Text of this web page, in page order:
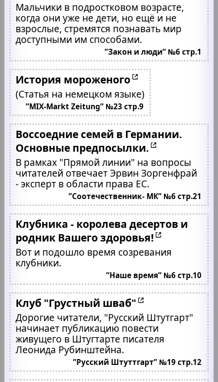
Мальчики в подростковом возрасте,
когда они уже не дети, но ещё и не
взрослые, стремятся познавать мир
доступными им способами.
”Закон и люди” №6 стр.1
История мороженого
(Статья на немецком языке)
”MIX-Markt Zeitung” №23 стр.9
Воссоедние семей в Германии.
Основные предпосылки.
В рамках "Прямой линии" на вопросы
читателей отвечает Эрвин Зоргенфрай
- эксперт в области права ЕС.
”Соотечественник- МК” №6 стр.21
Клубника - королева десертов и
родник Вашего здоровья!
Вот и подошло время созревания
клубники.
”Наше время” №6 стр.10
Клуб "Грустный шваб"
Дорогие читатели, "Русский Штутгарт"
начинает публикацию повести
живущего в Штугтарте писателя
Леонида Рубинштейна.
”Русский Штуттгарт” №19 стр.12